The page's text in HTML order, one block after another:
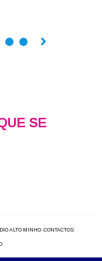
SE
ALTO MINHO CONTACTOS